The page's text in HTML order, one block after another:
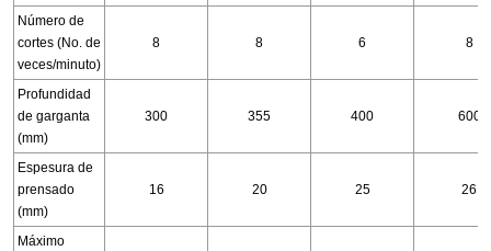
Número de
cortes (No. de
veces/minuto)
8 8 6 8
Profundidad
de garganta
(mm)
300 355 400 600
Espesura de
prensado
(mm)
16 20 25 26
Máximo